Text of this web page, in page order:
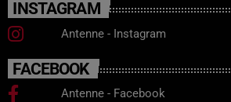
INSTAGRAM
Antenne - Instagram
FACEBOOK
Antenne - Facebook